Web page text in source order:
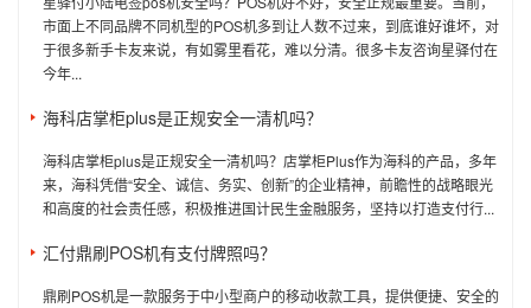
市面上不同品牌不同机型的POS机多到让人数不过来，到底谁好谁坏，对
于很多新手卡友来说，有如雾里看花，难以分清。很多卡友咨询星驿付在
今年...
海科店掌柜plus是正规安全一清机吗？
海科店掌柜plus是正规安全一清机吗？店掌柜Plus作为海科的产品，多年
来，海科凭借“安全、诚信、务实、创新”的企业精神，前瞻性的战略眼光
和高度的社会责任感，积极推进国计民生金融服务，坚持以打造支付行...
汇付鼎刷POS机有支付牌照吗？
鼎刷POS机是一款服务于中小型商户的移动收款工具，提供便捷、安全的